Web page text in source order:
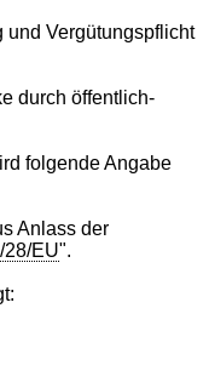
Vergütungspflicht
durch öffentlich-
folgende Angabe
Anlass der
28/EU".